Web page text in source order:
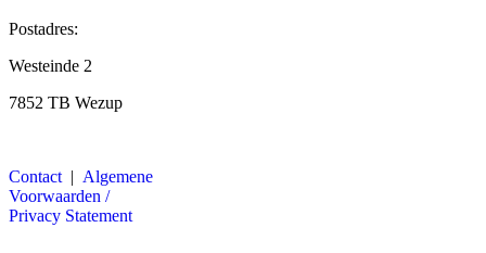
Postadres:
Westeinde 2
7852 TB Wezup
Contact | Algemene
Voorwaarden /
Privacy Statement